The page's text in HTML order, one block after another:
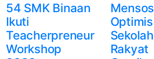
54 SMK Binaan
Ikuti
Teacherpreneur
Workshop
Mensos
Optimis
Sekolah
Rakyat